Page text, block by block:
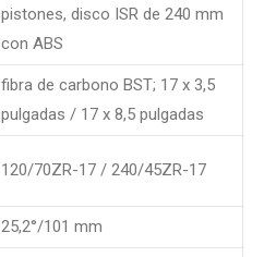
pistones, disco ISR de 240 mm
con ABS
fibra de carbono BST; 17 x 3,5
pulgadas / 17 x 8,5 pulgadas
120/70ZR-17 / 240/45ZR-17
25,2°/101 mm